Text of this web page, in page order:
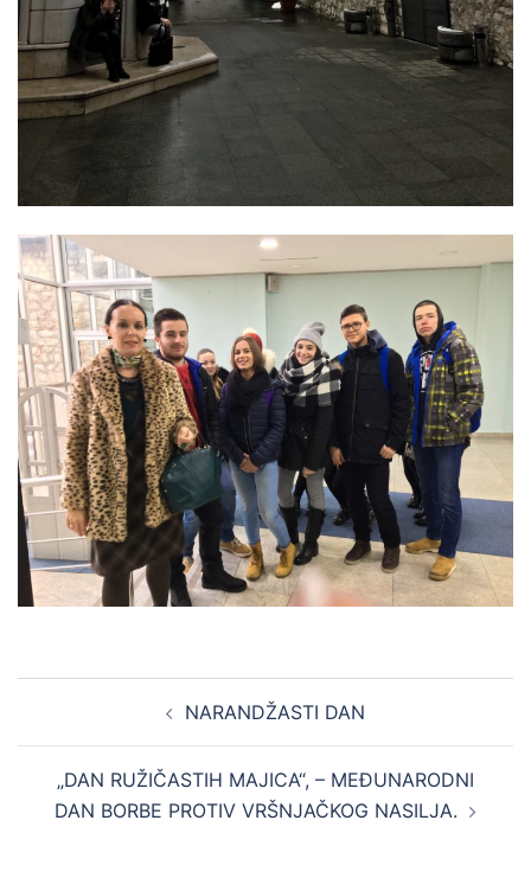
NARANDŽASTI DAN
„DAN RUŽIČASTIH MAJICA“, – MEĐUNARODNI
DAN BORBE PROTIV VRŠNJAČKOG NASILJA.